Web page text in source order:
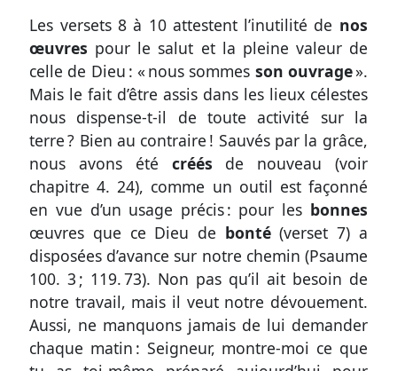
Les versets 8 à 10attestent l’inutilité de nos
œuvres pour le salut et la pleine valeur de
celle de Dieu : « nous sommes son ouvrage».
Mais le fait d’être assis dans les lieux célestes
nous dispense-t-il de toute activité sur la
terre ? Bien au contraire ! Sauvés par la grâce,
nous avons été créés de nouveau (voir
chapitre 4. 24), comme un outil est façonné
en vue d’un usage précis : pour les bonnes
œuvres que ce Dieu de bonté(verset 7) a
disposées d’avance sur notre chemin (Psaume
100. 3 ; 119. 73). Non pas qu’il ait besoin de
notre travail, mais il veut notre dévouement.
Aussi, ne manquons jamais de lui demander
chaque matin : Seigneur, montre-moi ce que